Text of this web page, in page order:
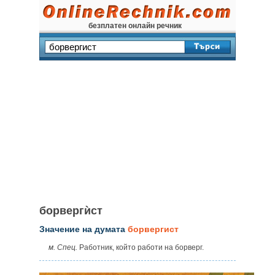
безплатен онлайн речник
борвергѝст
Значение на думата борвергист
м. Спец. Работник, който работи на борверг.